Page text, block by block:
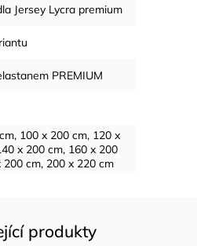
Jersey Lycra premium
PREMIUM
100 x 200 cm, 120 x
x 200 cm, 160 x 200
200 cm, 200 x 220 cm
produkty